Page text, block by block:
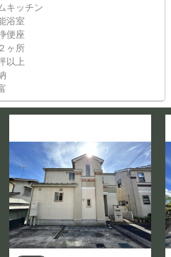
キッチン
浴室
便座
ヶ所
以上